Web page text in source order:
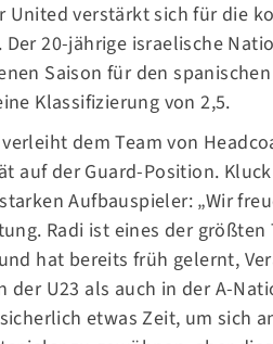
United verstärkt sich für die
Der 20-jährige israelische
Saison für den
Klassifizierung von 2,5.
dem Team von
auf der Guard-Position.
Aufbauspieler: „Wir
Radi ist eines der
hat bereits früh gelernt,
der U23 als auch in der A-
etwas Zeit, um sich
United e. V.
115